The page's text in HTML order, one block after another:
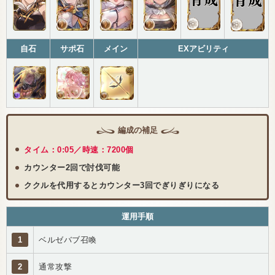
自石 サポ石 メイン EXアビリティ
編成の補足
タイム：0:05／時速：7200個
カウンター2回で討伐可能
ククルを代用するとカウンター3回でぎりぎりになる
運用手順
1 ベルゼバブ召喚
2 通常攻撃